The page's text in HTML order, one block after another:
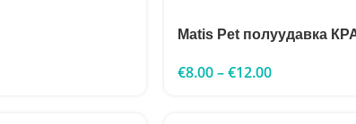
Matis Pet полуудавка
€8.00–€12.00